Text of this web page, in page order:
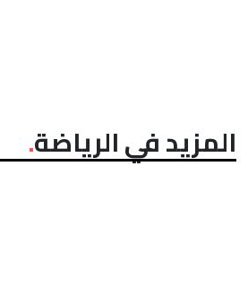
المزيد في الرياضة